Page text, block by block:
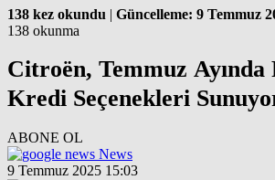
138 kez okundu | Güncelleme: 9 Temmuz
138 okunma
Citroën, Temmuz Ayında
Kredi Seçenekleri
ABONE OL
News
9 Temmuz 2025 15:03